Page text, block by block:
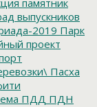
памятник
выпускников
2019 Парк
проект
Пасха
ПДД ПДН